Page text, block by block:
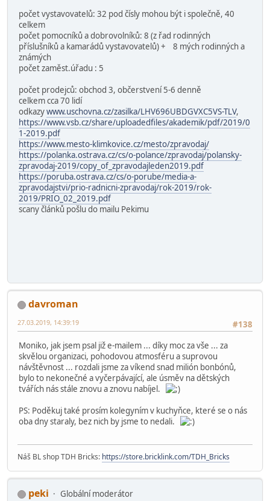
počet vystavovatelů: 32 pod čísly mohou být i společně, 40
celkem
počet pomocníků a dobrovolníků: 8 (z řad rodinných
příslušníků a kamarádů vystavovatelů) + 8 mých rodinných a
známých
počet zaměst.úřadu : 5
počet prodejců: obchod 3, občerstvení 5-6 denně
celkem cca 70 lidí
odkazywww.uschovna.cz/zasilka/LHV696UBDGVXC5VS-TLV,
https://www.vsb.cz/share/uploadedfiles/akademik/pdf/2019/0
1-2019.pdf
https://www.mesto-klimkovice.cz/mesto/zpravodaj/
https://polanka.ostrava.cz/cs/o-polance/zpravodaj/polansky-
zpravodaj-2019/copy_of_zpravodajleden2019.pdf
https://poruba.ostrava.cz/cs/o-porube/media-a-
zpravodajstvi/prio-radnicni-zpravodaj/rok-2019/rok-
2019/PRIO_02_2019.pdf
scany článků pošlu do mailu Pekimu
davroman
#138
27.03.2019, 14:39:19
Moniko, jak jsem psal již e-mailem ... díky moc za vše ... za
skvělou organizaci, pohodovou atmosféru a suprovou
návštěvnost ... rozdali jsme za víkend snad milión bonbónů,
bylo to nekonečné a vyčerpávající, ale úsměv na dětských
tvářích nás stále znovu a znovu nabíjel.
PS: Poděkuj také prosím kolegyním v kuchyňce, které se o nás
oba dny staraly, bez nich by jsme to nedali.
Náš BL shop TDH Bricks: https://store.bricklink.com/TDH_Bricks
peki
Globální moderátor